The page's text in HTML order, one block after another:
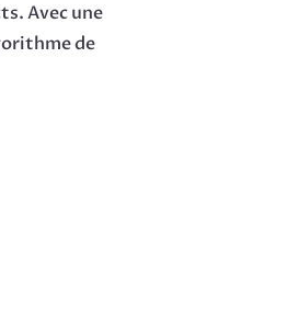
Avec une
de